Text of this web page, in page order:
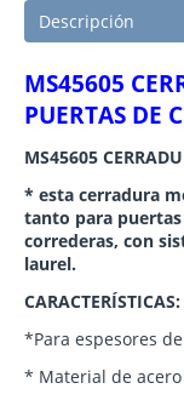
Descripción
MS45605
PUERTAS DE
MS45605
* esta cerradura
tanto para
correderas, con
laurel.
CARACTERÍSTICAS:
*Para espesores
* Material de